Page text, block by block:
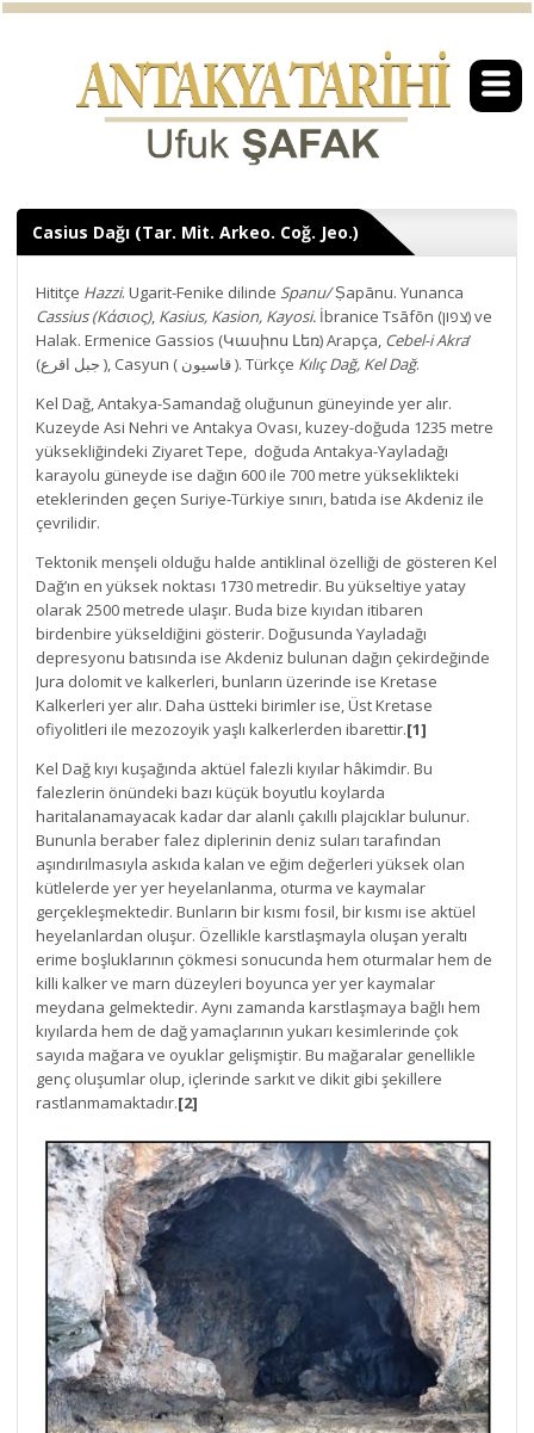
Casius Dağı (Tar. Mit. Arkeo. Coğ. Jeo.)
Hititçe Hazzi. Ugarit-Fenike dilinde Spanu/Ṣapānu. Yunanca
Cassius (Κάσιος), Kasius, Kasion, Kayosi.İbranice Tsāfōn (צפון) ve
Halak. Ermenice Gassios (Կասիոս Լեռ) Arapça, Cebel-i Akra’
(جبل اقرع ), Casyun ( قاسیون ). Türkçe Kılıç Dağ, Kel Dağ.
Kel Dağ, Antakya-Samandağ oluğunun güneyinde yer alır.
Kuzeyde Asi Nehri ve Antakya Ovası, kuzey-doğuda 1235 metre
yüksekliğindeki Ziyaret Tepe, doğuda Antakya-Yayladağı
karayolu güneyde ise dağın 600 ile 700 metre yükseklikteki
eteklerinden geçen Suriye-Türkiye sınırı, batıda ise Akdeniz ile
çevrilidir.
Tektonik menşeli olduğu halde antiklinal özelliği de gösteren Kel
Dağ’ın en yüksek noktası 1730 metredir. Bu yükseltiye yatay
olarak 2500 metrede ulaşır. Buda bize kıyıdan itibaren
birdenbire yükseldiğini gösterir. Doğusunda Yayladağı
depresyonu batısında ise Akdeniz bulunan dağın çekirdeğinde
Jura dolomit ve kalkerleri, bunların üzerinde ise Kretase
Kalkerleri yer alır. Daha üstteki birimler ise, Üst Kretase
ofiyolitleri ile mezozoyik yaşlı kalkerlerden ibarettir.[1]
Kel Dağ kıyı kuşağında aktüel falezli kıyılar hâkimdir. Bu
falezlerin önündeki bazı küçük boyutlu koylarda
haritalanamayacak kadar dar alanlı çakıllı plajcıklar bulunur.
Bununla beraber falez diplerinin deniz suları tarafından
aşındırılmasıyla askıda kalan ve eğim değerleri yüksek olan
kütlelerde yer yer heyelanlanma, oturma ve kaymalar
gerçekleşmektedir. Bunların bir kısmı fosil, bir kısmı ise aktüel
heyelanlardan oluşur. Özellikle karstlaşmayla oluşan yeraltı
erime boşluklarının çökmesi sonucunda hem oturmalar hem de
killi kalker ve marn düzeyleri boyunca yer yer kaymalar
meydana gelmektedir. Aynı zamanda karstlaşmaya bağlı hem
kıyılarda hem de dağ yamaçlarının yukarı kesimlerinde çok
sayıda mağara ve oyuklar gelişmiştir. Bu mağaralar genellikle
genç oluşumlar olup, içlerinde sarkıt ve dikit gibi şekillere
rastlanmamaktadır.[2]